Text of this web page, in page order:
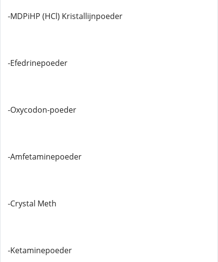
-MDPiHP (HCl) Kristallijnpoeder
-Efedrinepoeder
-Oxycodon-poeder
-Amfetaminepoeder
-Crystal Meth
-Ketaminepoeder